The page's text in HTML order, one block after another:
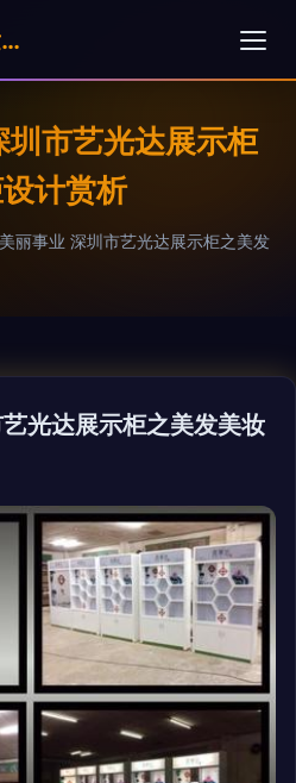
北京伊缘阁美容美发有限公司
圳市艺光达展示柜
计赏析
丽事业 深圳市艺光达展示柜之美发
光达展示柜之美发美妆